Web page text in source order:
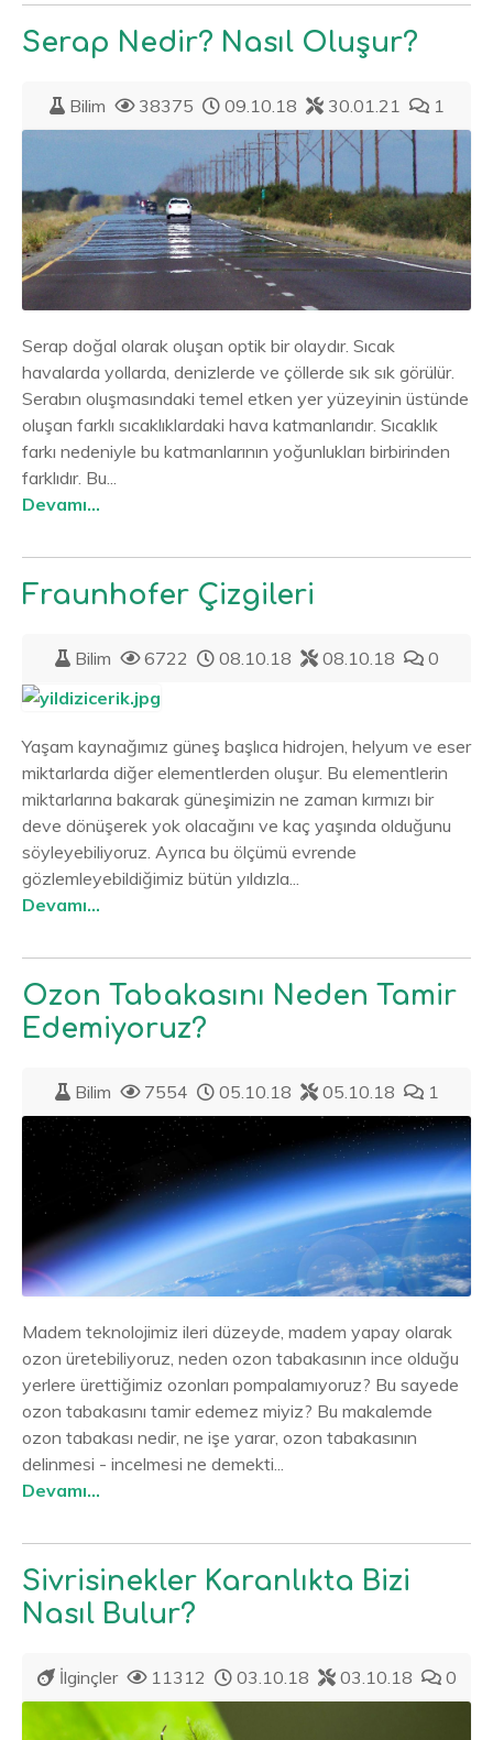
Serap Nedir? Nasıl Oluşur?
Bilim 38375 09.10.18 30.01.21 1
Serap doğal olarak oluşan optik bir olaydır. Sıcak
havalarda yollarda, denizlerde ve çöllerde sık sık görülür.
Serabın oluşmasındaki temel etken yer yüzeyinin üstünde
oluşan farklı sıcaklıklardaki hava katmanlarıdır. Sıcaklık
farkı nedeniyle bu katmanlarının yoğunlukları birbirinden
farklıdır. Bu...
Devamı...
Fraunhofer Çizgileri
Bilim 6722 08.10.18 08.10.18 0
Yaşam kaynağımız güneş başlıca hidrojen, helyum ve eser
miktarlarda diğer elementlerden oluşur. Bu elementlerin
miktarlarına bakarak güneşimizin ne zaman kırmızı bir
deve dönüşerek yok olacağını ve kaç yaşında olduğunu
söyleyebiliyoruz. Ayrıca bu ölçümü evrende
gözlemleyebildiğimiz bütün yıldızla...
Devamı...
Ozon Tabakasını Neden Tamir
Edemiyoruz?
Bilim 7554 05.10.18 05.10.18 1
Madem teknolojimiz ileri düzeyde, madem yapay olarak
ozon üretebiliyoruz, neden ozon tabakasının ince olduğu
yerlere ürettiğimiz ozonları pompalamıyoruz? Bu sayede
ozon tabakasını tamir edemez miyiz? Bu makalemde
ozon tabakası nedir, ne işe yarar, ozon tabakasının
delinmesi - incelmesi ne demekti...
Devamı...
Sivrisinekler Karanlıkta Bizi
Nasıl Bulur?
İlginçler 11312 03.10.18 03.10.18 0